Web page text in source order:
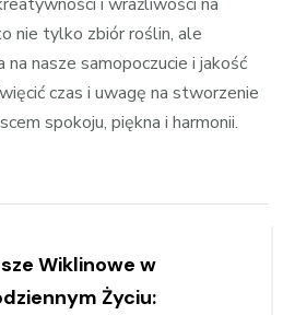
nie tylko zbiór roślin, ale
nasze samopoczucie i jakość
czas i uwagę na stworzenie
spokoju, piękna i harmonii.
Wiklinowe w
Życiu: